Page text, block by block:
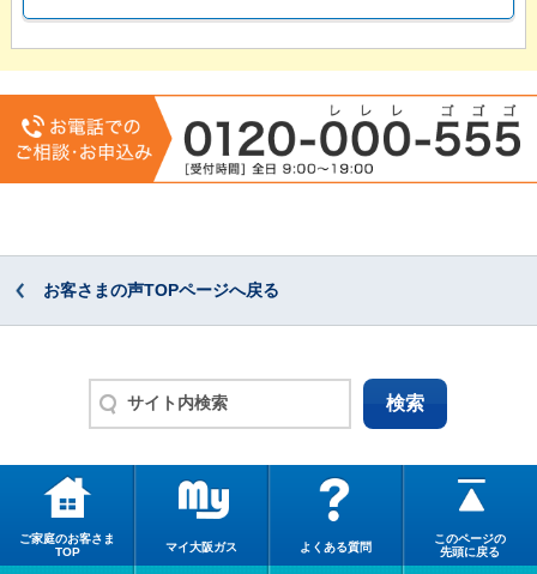
お客さまの声TOPページへ戻る
ご家庭のお客さま
TOP
マイ大阪ガス よくある質問
このページの
先頭に戻る